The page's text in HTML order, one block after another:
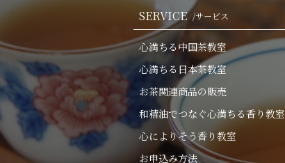
SERVICE /サービス
心満ちる中国茶教室
心満ちる日本茶教室
お茶関連商品の販売
和精油でつなぐ心満ちる香り教室
心によりそう香り教室
お申込み方法